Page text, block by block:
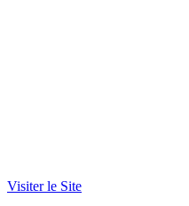
Visiter le Site